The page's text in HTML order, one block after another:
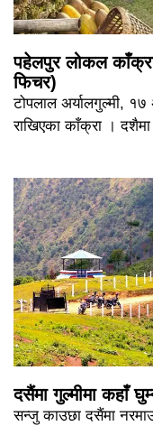
पहेलपुर लोकल
फिचर)
टोपलाल अर्यालगुल्मी,
राखिएका काँक्रा ।
दसैंमा गुल्मीमा कहाँ
सन्जु काउछा दसैंमा